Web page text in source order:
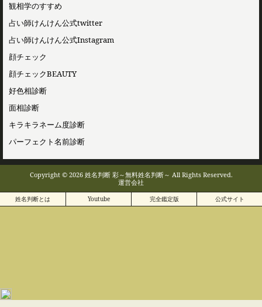
観相学のすすめ
占い師けんけん公式twitter
占い師けんけん公式Instagram
顔チェック
顔チェックBEAUTY
好色相診断
面相診断
キラキラネーム度診断
パーフェクト名前診断
Copyright © 2026 姓名判断 彩～無料姓名判断～ All Rights Reserved.
運営会社
姓名判断とは Youtube 完全鑑定版 公式サイト